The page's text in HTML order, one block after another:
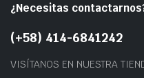
¿Necesitas
(+58) 414-6841242
VISÍTANOS EN NUESTRA